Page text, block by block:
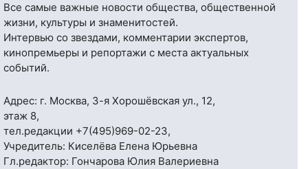
Все самые важные новости общества, общественной
жизни, культуры и знаменитостей.
Интервью со звездами, комментарии экспертов,
кинопремьеры и репортажи с места актуальных
событий.
Адрес: г. Москва, 3-я Хорошёвская ул., 12,
этаж 8,
тел.редакции +7(495)969-02-23,
Учредитель: Киселёва Елена Юрьевна
Гл.редактор: Гончарова Юлия Валериевна